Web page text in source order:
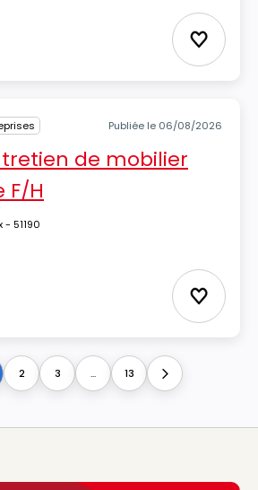
Ajouter
Publiée le 06/08/2026
de mobilier
F/H
51190
Ajouter
2 3 ... 13 Next